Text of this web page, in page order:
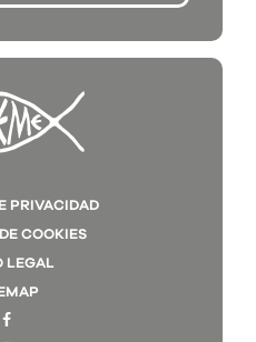
PRIVACIDAD
COOKIES
LEGAL